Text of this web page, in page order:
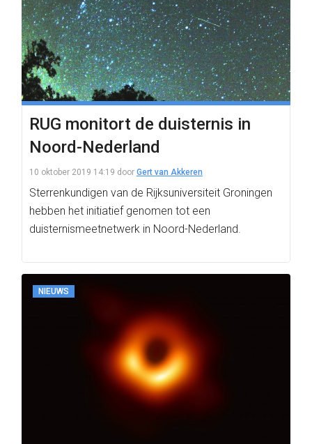
RUG monitort de duisternis in
Noord-Nederland
10 oktober 2019 14:19 door Gert van Akkeren
Sterrenkundigen van de Rijksuniversiteit Groningen
hebben het initiatief genomen tot een
duisternismeetnetwerk in Noord-Nederland.
NIEUWS